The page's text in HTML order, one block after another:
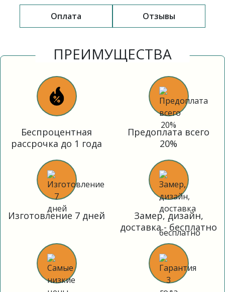
Оплата Отзывы
ПРЕИМУЩЕСТВА
Беспроцентная
рассрочка до 1 года
Предоплата всего
20%
Изготовление 7 дней
Замер, дизайн,
доставка - бесплатно